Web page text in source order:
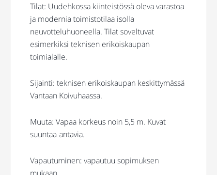
Tilat: Uudehkossa kiinteistössä oleva varastoa
ja modernia toimistotilaa isolla
neuvotteluhuoneella. Tilat soveltuvat
esimerkiksi teknisen erikoiskaupan
toimialalle.
Sijainti: teknisen erikoiskaupan keskittymässä
Vantaan Koivuhaassa.
Muuta: Vapaa korkeus noin 5,5 m. Kuvat
suuntaa-antavia.
Vapautuminen: vapautuu sopimuksen
mukaan